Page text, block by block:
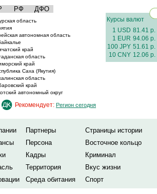
РФ ДФО
область
автономная область
край
область
край
Саха (Якутия)
область
край
автономный округ
Курсы валют
1 USD 81.41 р.
1 EUR 94.06 р.
100 JPY 51.61 р.
10 CNY 12.06 р.
Рекомендует: Регион сегодня
Партнеры
Страницы истории
Персона
Восточное кольцо
Кадры
Криминал
Территория
Вкус жизни
Среда обитания Спорт